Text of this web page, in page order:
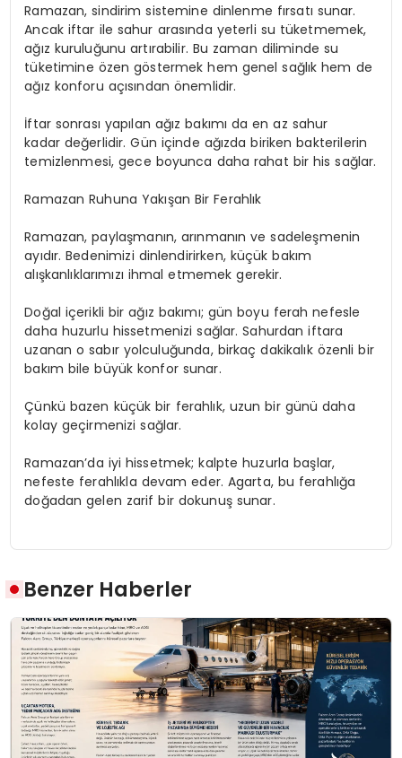
Ramazan, sindirim sistemine dinlenme fırsatı sunar.
Ancak iftar ile sahur arasında yeterli su tüketmemek,
ağız kuruluğunu artırabilir. Bu zaman diliminde su
tüketimine özen göstermek hem genel sağlık hem de
ağız konforu açısından önemlidir.
İftar sonrası yapılan ağız bakımı da en az sahur
kadar değerlidir. Gün içinde ağızda biriken bakterilerin
temizlenmesi, gece boyunca daha rahat bir his sağlar.
Ramazan Ruhuna Yakışan Bir Ferahlık
Ramazan, paylaşmanın, arınmanın ve sadeleşmenin
ayıdır. Bedenimizi dinlendirirken, küçük bakım
alışkanlıklarımızı ihmal etmemek gerekir.
Doğal içerikli bir ağız bakımı; gün boyu ferah nefesle
daha huzurlu hissetmenizi sağlar. Sahurdan iftara
uzanan o sabır yolculuğunda, birkaç dakikalık özenli bir
bakım bile büyük konfor sunar.
Çünkü bazen küçük bir ferahlık, uzun bir günü daha
kolay geçirmenizi sağlar.
Ramazan’da iyi hissetmek; kalpte huzurla başlar,
nefeste ferahlıkla devam eder. Agarta, bu ferahlığa
doğadan gelen zarif bir dokunuş sunar.
Benzer Haberler